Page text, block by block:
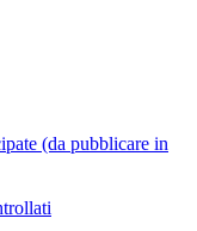
(da pubblicare in